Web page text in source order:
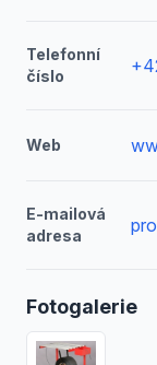
Telefonní
číslo
Web
E-mailová
adresa
Fotogalerie